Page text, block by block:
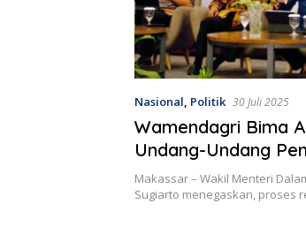
Nasional, Politik 30 Juli 2025
Wamendagri Bima
Undang-Undang
Semua Masukan
Makassar – Wakil Menteri
Sugiarto menegaskan, proses